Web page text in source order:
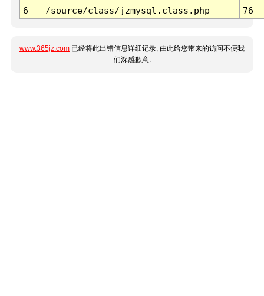
6
/source/class/jzmysql.class.php 76
www.365jz.com 已经将此出错信息详细记录, 由此给您带来的访问不便我
们深感歉意.